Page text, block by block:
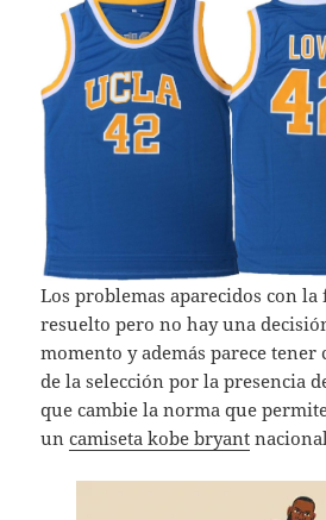
Los problemas aparecidos con
resuelto pero no hay una
momento y además parece tener
de la selección por la presencia
que cambie la norma que
uncamiseta kobe bryant